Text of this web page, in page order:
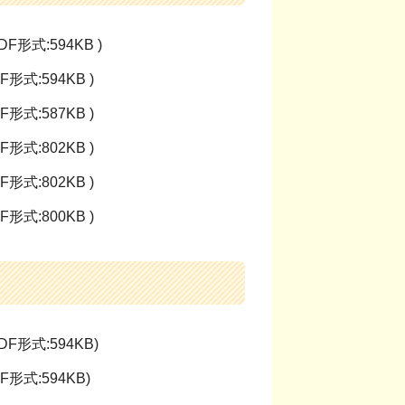
形式:594KB )
形式:594KB )
形式:587KB )
形式:802KB )
形式:802KB )
形式:800KB )
形式:594KB)
形式:594KB)